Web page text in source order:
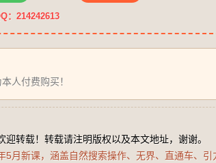
：214242613
人付费购买！
转载！转载请注明版权以及本文地址，谢谢。
5月新课，涵盖自然搜索操作、无界、直通车、引